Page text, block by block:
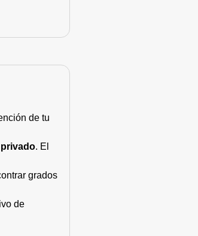
de tu
. El
grados
de